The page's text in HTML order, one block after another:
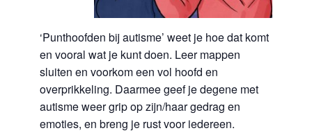
‘Punthoofden bij autisme’ weet je hoe dat komt
en vooral wat je kunt doen. Leer mappen
sluiten en voorkom een vol hoofd en
overprikkeling. Daarmee geef je degene met
autisme weer grip op zijn/haar gedrag en
emoties, en breng je rust voor iedereen.